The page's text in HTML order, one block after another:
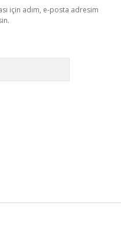
için adım, e-posta adresim